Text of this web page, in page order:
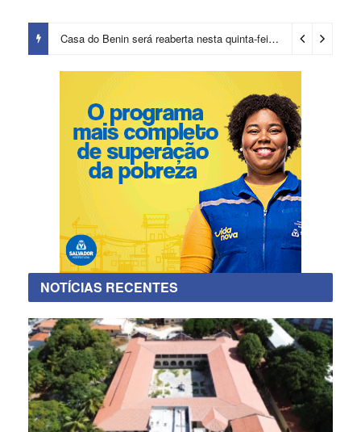
Casa do Benin será reaberta nesta quinta-feira (6) 3 dias ago
NOTÍCIAS RECENTES